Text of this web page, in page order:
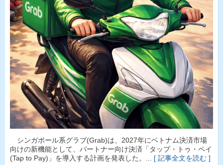
シンガポール系グラブ(Grab)は、2027年にベトナム決済市場
向けの新機能として、パートナー向け決済「タップ・トゥ・ペイ
(Tap to Pay)」を導入する計画を発表した。... [ 記事全文を読む ]